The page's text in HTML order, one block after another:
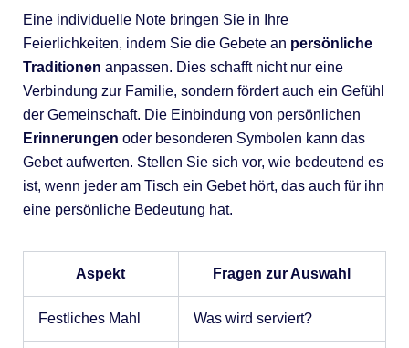
Eine individuelle Note bringen Sie in Ihre
Feierlichkeiten, indem Sie die Gebete an persönliche
Traditionen anpassen. Dies schafft nicht nur eine
Verbindung zur Familie, sondern fördert auch ein Gefühl
der Gemeinschaft. Die Einbindung von persönlichen
Erinnerungen oder besonderen Symbolen kann das
Gebet aufwerten. Stellen Sie sich vor, wie bedeutend es
ist, wenn jeder am Tisch ein Gebet hört, das auch für ihn
eine persönliche Bedeutung hat.
Aspekt Fragen zur Auswahl
Festliches Mahl Was wird serviert?